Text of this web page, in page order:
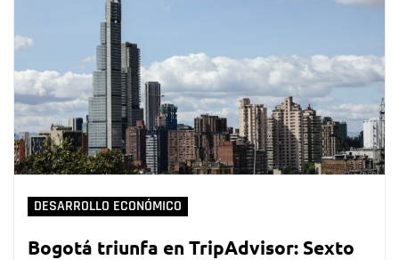
DESARROLLO ECONÓMICO
Bogotá triunfa en TripAdvisor: Sexto